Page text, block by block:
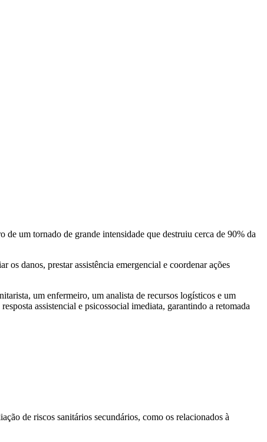
um tornado de grande intensidade que destruiu cerca de 90% da
danos, prestar assistência emergencial e coordenar ações
um enfermeiro, um analista de recursos logísticos e um
assistencial e psicossocial imediata, garantindo a retomada
de riscos sanitários secundários, como os relacionados à